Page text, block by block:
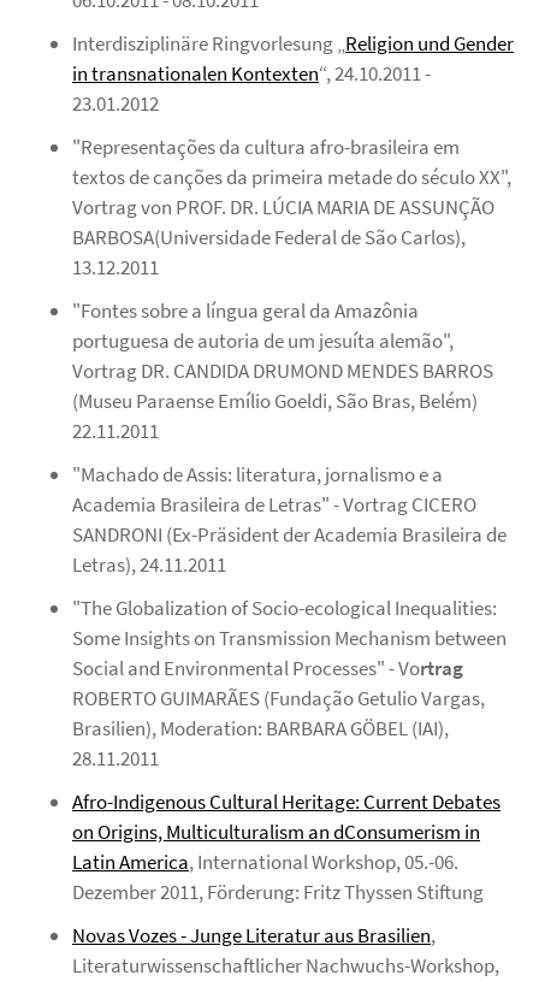
Interdisziplinäre Ringvorlesung „Religion und Gender
in transnationalen Kontexten“, 24.10.2011 -
23.01.2012
"Representações da cultura afro-brasileira em
textos de canções da primeira metade do século XX",
Vortrag von PROF. DR. LÚCIA MARIA DE ASSUNÇÃO
BARBOSA(Universidade Federal de São Carlos),
13.12.2011
"Fontes sobre a língua geral da Amazônia
portuguesa de autoria de um jesuíta alemão",
Vortrag DR. CANDIDA DRUMOND MENDES BARROS
(Museu Paraense Emílio Goeldi, São Bras, Belém)
22.11.2011
"Machado de Assis: literatura, jornalismo e a
Academia Brasileira de Letras" - Vortrag CICERO
SANDRONI (Ex-Präsident der Academia Brasileira de
Letras),24.11.2011
"The Globalization of Socio-ecological Inequalities:
Some Insights on Transmission Mechanism between
Social and Environmental Processes" - Vortrag
ROBERTO GUIMARÃES(Fundação Getulio Vargas,
Brasilien), Moderation: BARBARA GÖBEL (IAI),
28.11.2011
Afro-Indigenous Cultural Heritage: Current Debates
on Origins, Multiculturalism an dConsumerism in
Latin America, International Workshop, 05.-06.
Dezember 2011, Förderung: Fritz Thyssen Stiftung
Novas Vozes - Junge Literatur aus Brasilien,
Literaturwissenschaftlicher Nachwuchs-Workshop,